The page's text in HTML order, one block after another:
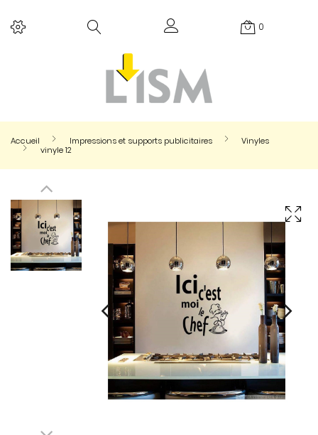
0
Accueil Impressions et supports publicitaires
Vinyles
vinyle 12